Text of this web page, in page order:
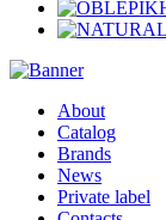
About
Catalog
Brands
News
Private label